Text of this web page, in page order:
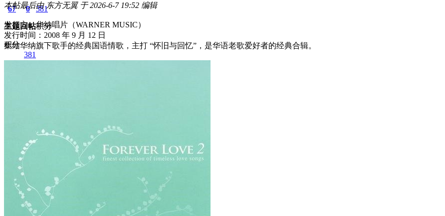
67
主题
0
回帖
381
积分
积分
381
本帖最后由 东方无翼 于 2026-6-7 19:52 编辑
发行方：华纳唱片（WARNER MUSIC）
发行时间：2008 年 9 月 12 日
集结华纳旗下歌手的经典国语情歌，主打 “怀旧与回忆”，是华语老歌爱好者的经典合辑。